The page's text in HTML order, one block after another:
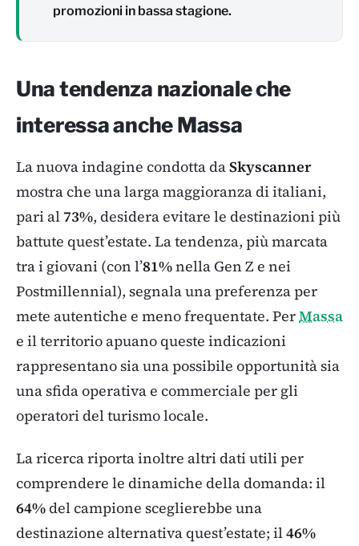
promozioni in bassa stagione.
Una tendenza nazionale che
interessa anche Massa
La nuova indagine condotta daSkyscanner
mostra che una larga maggioranza di italiani,
pari al 73%, desidera evitare le destinazioni più
battute quest’estate. La tendenza, più marcata
tra i giovani (con l’81%nella Gen Z e nei
Postmillennial), segnala una preferenza per
mete autentiche e meno frequentate. PerMassa
e il territorio apuano queste indicazioni
rappresentano sia una possibile opportunità sia
una sfida operativa e commerciale per gli
operatori del turismo locale.
La ricerca riporta inoltre altri dati utili per
comprendere le dinamiche della domanda: il
64%del campione sceglierebbe una
destinazione alternativa quest’estate; il46%